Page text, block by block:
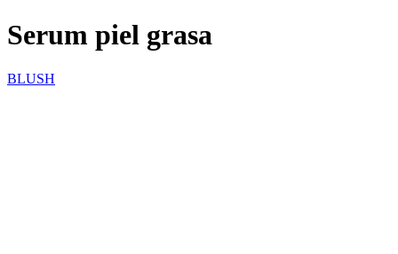
Serum piel grasa
BLUSH